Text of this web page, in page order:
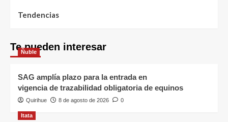
Tendencias
Te pueden interesar
Ñuble
SAG amplía plazo para la entrada en
vigencia de trazabilidad obligatoria de equinos
Quirihue 8 de agosto de 2026 0
Itata